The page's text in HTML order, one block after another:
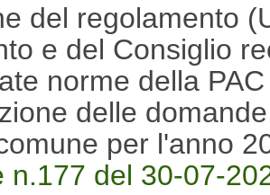
del regolamento
e del Consiglio
norme della
delle
per l'anno
n.177 del 30-07-